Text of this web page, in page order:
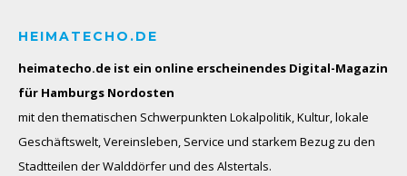
HEIMATECHO.DE
heimatecho.de ist ein online erscheinendes Digital-Magazin
für Hamburgs Nordosten
mit den thematischen Schwerpunkten Lokalpolitik, Kultur, lokale
Geschäftswelt, Vereinsleben, Service und starkem Bezug zu den
Stadtteilen der Walddörfer und des Alstertals.